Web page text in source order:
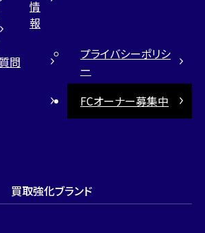
情
報
問
プライバシーポリシ
ー
FCオーナー募集中
買取強化ブランド